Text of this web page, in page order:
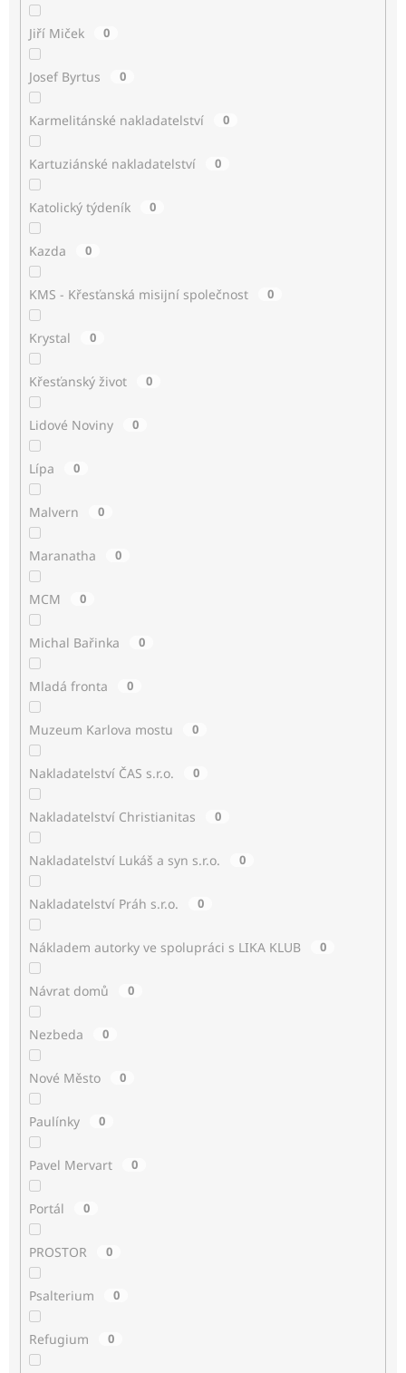
Jiří Miček 0
Josef Byrtus 0
Karmelitánské nakladatelství 0
Kartuziánské nakladatelství 0
Katolický týdeník 0
Kazda 0
KMS - Křesťanská misijní společnost 0
Krystal 0
Křesťanský život 0
Lidové Noviny 0
Lípa 0
Malvern 0
Maranatha 0
MCM 0
Michal Bařinka 0
Mladá fronta 0
Muzeum Karlova mostu 0
Nakladatelství ČAS s.r.o. 0
Nakladatelství Christianitas 0
Nakladatelství Lukáš a syn s.r.o. 0
Nakladatelství Práh s.r.o. 0
Nákladem autorky ve spolupráci s LIKA KLUB 0
Návrat domů 0
Nezbeda 0
Nové Město 0
Paulínky 0
Pavel Mervart 0
Portál 0
PROSTOR 0
Psalterium 0
Refugium 0